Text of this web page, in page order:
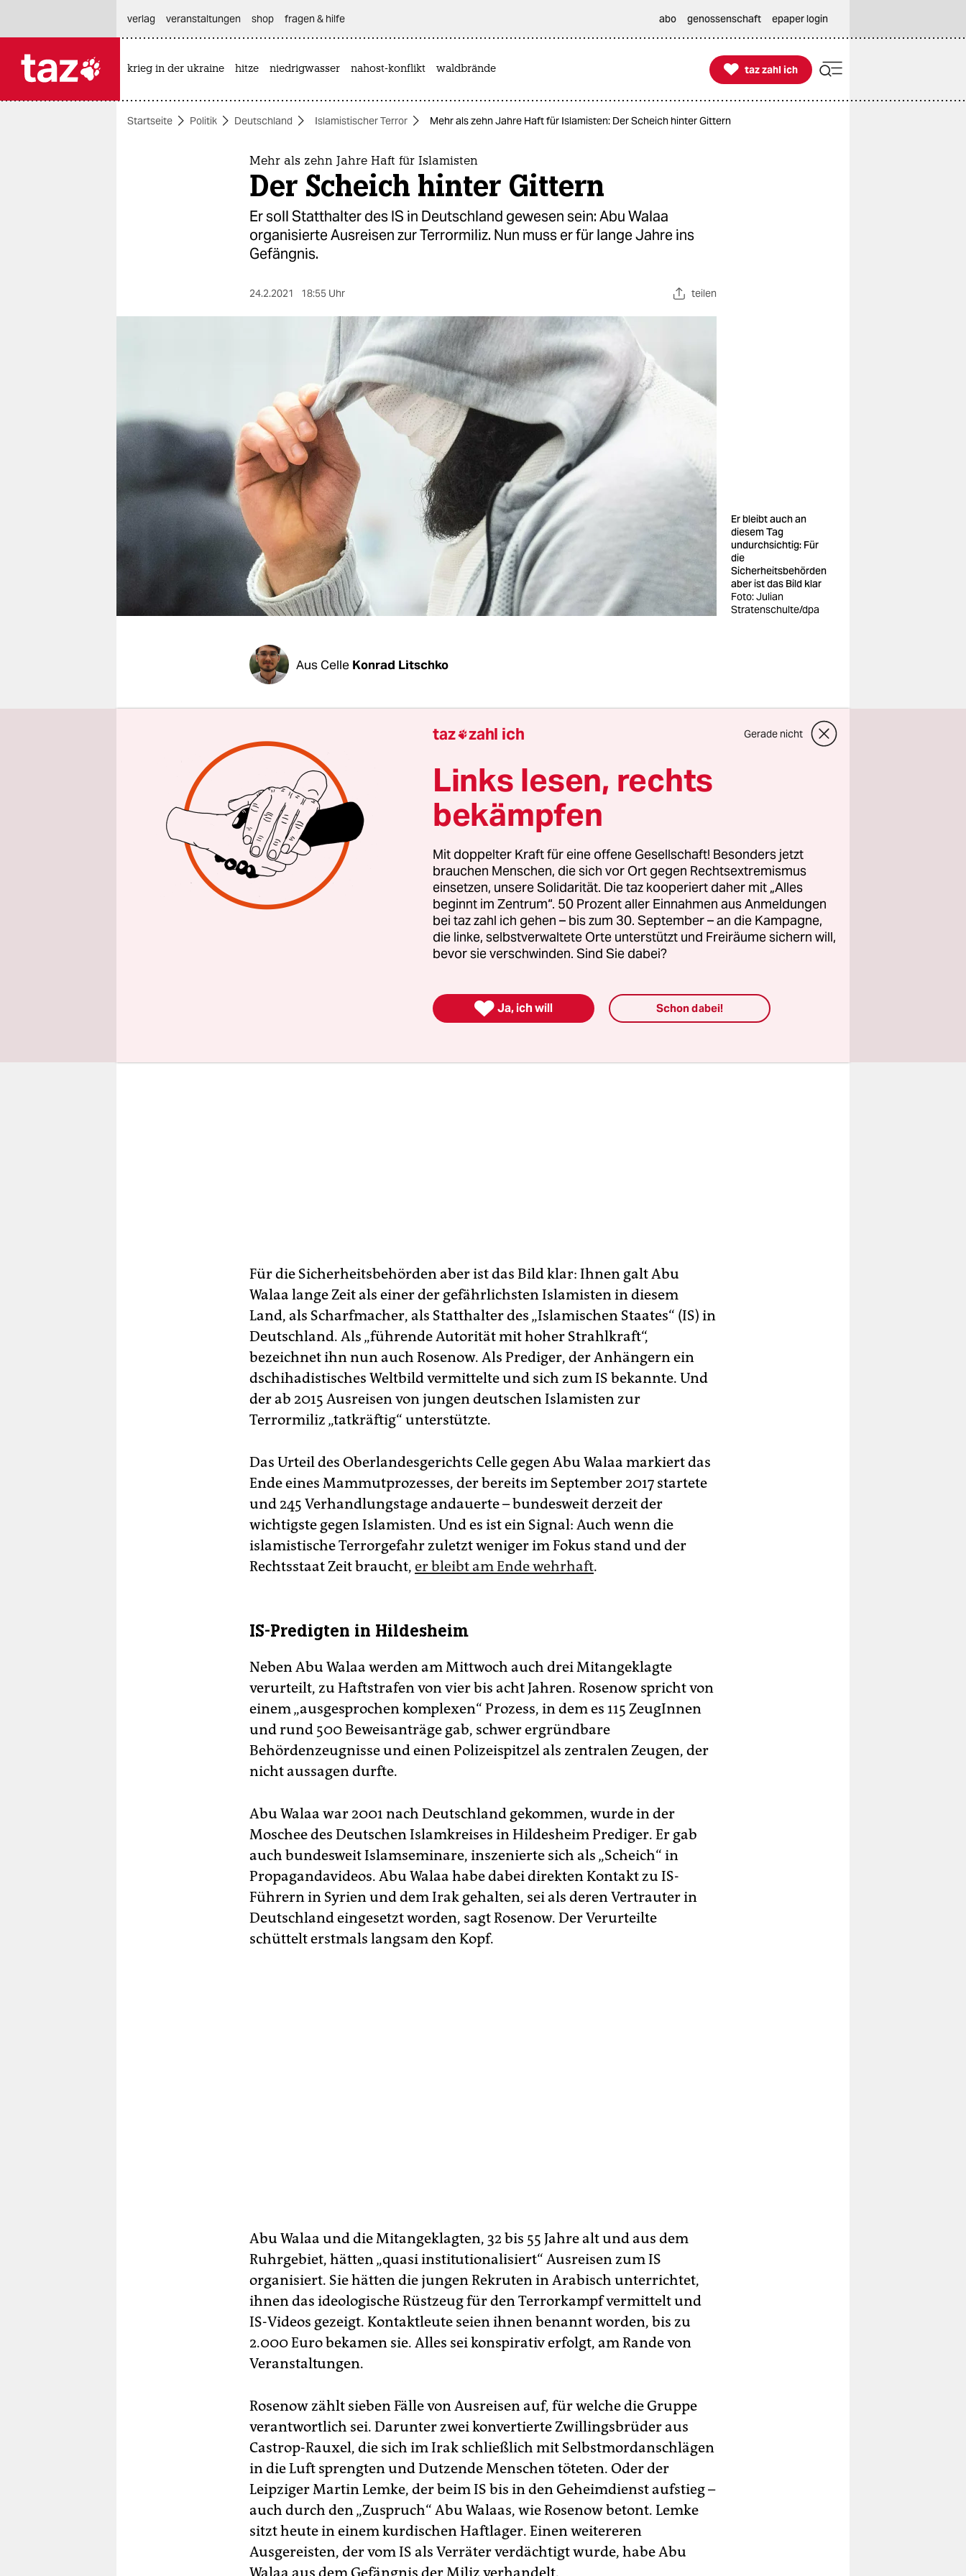
themen
verlag
verlag
veranstaltungen
shop
fragen & hilfe
genossenschaft
verlag
veranstaltungen shop fragen & hilfe abo genossenschaft epaper login
krieg in der ukraine hitze niedrigwasser nahost-konflikt waldbrände 
taz zahl ich
taz zahl ich
Startseite Politik Deutschland Islamistischer Terror Mehr als zehn Jahre Haft für Islamisten: Der Scheich hinter Gittern
Mehr als zehn Jahre Haft für Islamisten
Der Scheich hinter Gittern
Er soll Statthalter des IS in Deutschland gewesen sein: Abu Walaa
organisierte Ausreisen zur Terrormiliz. Nun muss er für lange Jahre ins
Gefängnis.
24.2.2021 18:55 Uhr teilen
Er bleibt auch an
diesem Tag
undurchsichtig: Für
die
Sicherheitsbehörden
aber ist das Bild klar
Foto: Julian
Stratenschulte/dpa
Aus Celle Konrad Litschko
Ahmad Abdulaziz Abdullah A. starrt nur in den Saal, als Frank
Rosenow sein Urteil verkündet. Dem Richter schenkt der 37-jährige
Iraker keinen Blick. Zehn Jahre und sechs Monate Haft verkündet
Rosenow für ihn. Wegen Mitgliedschaft in einer Terrorvereinigung,
Terrorismusfinanzierung und Beihilfe zur Vorbereitung einer
staatsgefährdenden Gewalttat.
Der bullige, glatzköpfige Bartträger, der einst als Abu Walaa firmerte
oder auch als „Prediger ohne Gesicht“, weil er in Propagandavideos nur
von hinten zu sehen war, sitzt mit verschränkten Armen hinter dem
Sicherheitsglas. Den gesamten Prozess hatte er geschwiegen, sich am
Mittwoch zu Verhandlungsbeginn erneut eine Kapuze tief ins Gesicht
Für die Sicherheitsbehörden aber ist das Bild klar: Ihnen galt Abu
Walaa lange Zeit als einer der gefährlichsten Islamisten in diesem
Land, als Scharfmacher, als Statthalter des „Islamischen Staates“ (IS) in
Deutschland. Als „führende Autorität mit hoher Strahlkraft“,
bezeichnet ihn nun auch Rosenow. Als Prediger, der Anhängern ein
dschihadistisches Weltbild vermittelte und sich zum IS bekannte. Und
der ab 2015 Ausreisen von jungen deutschen Islamisten zur
Terrormiliz „tatkräftig“ unterstützte.
Das Urteil des Oberlandesgerichts Celle gegen Abu Walaa markiert das
Ende eines Mammutprozesses, der bereits im September 2017 startete
und 245 Verhandlungstage andauerte – bundesweit derzeit der
wichtigste gegen Islamisten. Und es ist ein Signal: Auch wenn die
islamistische Terrorgefahr zuletzt weniger im Fokus stand und der
Rechtsstaat Zeit braucht, er bleibt am Ende wehrhaft.
IS-Predigten in Hildesheim
Neben Abu Walaa werden am Mittwoch auch drei Mitangeklagte
verurteilt, zu Haftstrafen von vier bis acht Jahren. Rosenow spricht von
einem „ausgesprochen komplexen“ Prozess, in dem es 115 ZeugInnen
und rund 500 Beweisanträge gab, schwer ergründbare
Behördenzeugnisse und einen Polizeispitzel als zentralen Zeugen, der
nicht aussagen durfte.
Abu Walaa war 2001 nach Deutschland gekommen, wurde in der
Moschee des Deutschen Islamkreises in Hildesheim Prediger. Er gab
auch bundesweit Islamseminare, inszenierte sich als „Scheich“ in
Propagandavideos. Abu Walaa habe dabei direkten Kontakt zu IS-
Führern in Syrien und dem Irak gehalten, sei als deren Vertrauter in
Deutschland eingesetzt worden, sagt Rosenow. Der Verurteilte
schüttelt erstmals langsam den Kopf.
Abu Walaa und die Mitangeklagten, 32 bis 55 Jahre alt und aus dem
Ruhrgebiet, hätten „quasi institutionalisiert“ Ausreisen zum IS
organisiert. Sie hätten die jungen Rekruten in Arabisch unterrichtet,
ihnen das ideologische Rüstzeug für den Terrorkampf vermittelt und
IS-Videos gezeigt. Kontaktleute seien ihnen benannt worden, bis zu
2.000 Euro bekamen sie. Alles sei konspirativ erfolgt, am Rande von
Veranstaltungen.
Rosenow zählt sieben Fälle von Ausreisen auf, für welche die Gruppe
verantwortlich sei. Darunter zwei konvertierte Zwillingsbrüder aus
Castrop-Rauxel, die sich im Irak schließlich mit Selbstmordanschlägen
in die Luft sprengten und Dutzende Menschen töteten. Oder der
Leipziger Martin Lemke, der beim IS bis in den Geheimdienst aufstieg –
auch durch den „Zuspruch“ Abu Walaas, wie Rosenow betont. Lemke
sitzt heute in einem kurdischen Haftlager. Einen weitereren
Ausgereisten, der vom IS als Verräter verdächtigt wurde, habe Abu
Walaa aus dem Gefängnis der Miliz verhandelt.
taz zahl ich Gerade nicht
Links lesen, rechts
bekämpfen
Mit doppelter Kraft für eine offene Gesellschaft! Besonders jetzt
brauchen Menschen, die sich vor Ort gegen Rechtsextremismus
einsetzen, unsere Solidarität. Die taz kooperiert daher mit „Alles
beginnt im Zentrum“. 50 Prozent aller Einnahmen aus Anmeldungen
bei taz zahl ich gehen – bis zum 30. September – an die Kampagne,
die linke, selbstverwaltete Orte unterstützt und Freiräume sichern will,
bevor sie verschwinden. Sind Sie dabei?
 Ja, ich will Schon dabei!